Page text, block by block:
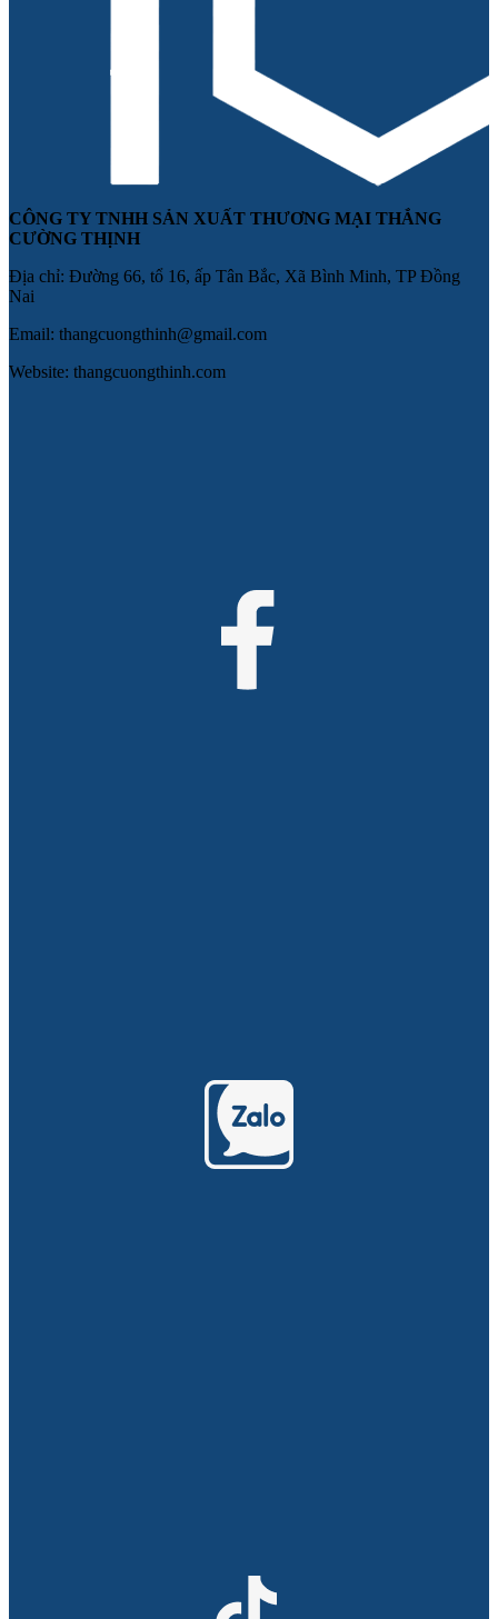
CÔNG TY TNHH SẢN XUẤT THƯƠNG MẠI THẮNG
CƯỜNG THỊNH
Địa chỉ: Đường 66, tổ 16, ấp Tân Bắc, Xã Bình Minh, TP Đồng
Nai
Email: thangcuongthinh@gmail.com
Website: thangcuongthinh.com